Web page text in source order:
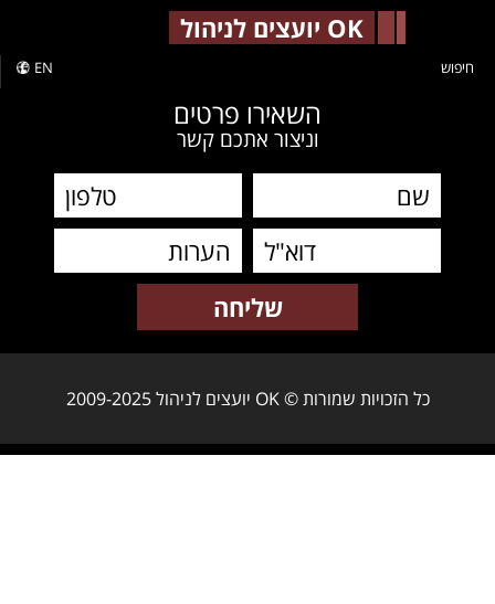
OK יועצים לניהול
EN חיפוש
השאירו פרטים
וניצור אתכם קשר
כל הזכויות שמורות © OK יועצים לניהול 2009-2025